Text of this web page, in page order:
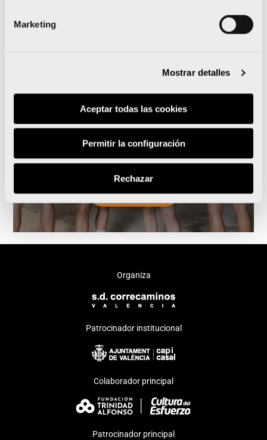
Marketing
Mostrar detalles
Aceptar todas las cookies
Permitir la configuración
Rechazar
y Oysho se unen para
llevar la prueba al
siguiente nivel
Leer noticia
Organiza
Patrocinador institucional
Colaborador principal
Patrocinador principal